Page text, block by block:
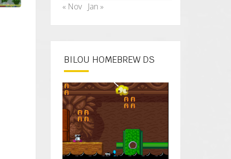
« Nov
Jan »
BILOU HOMEBREW DS